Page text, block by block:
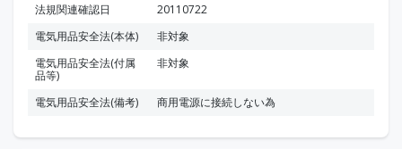
法規関連確認日
20110722
電気用品安全法(本体)
非対象
電気用品安全法(付属
品等)
非対象
電気用品安全法(備考) 商用電源に接続しない為